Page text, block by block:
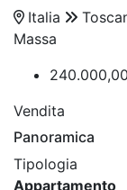
Italia
Massa
Vendita
Panoramica
Tipologia
Appartamento